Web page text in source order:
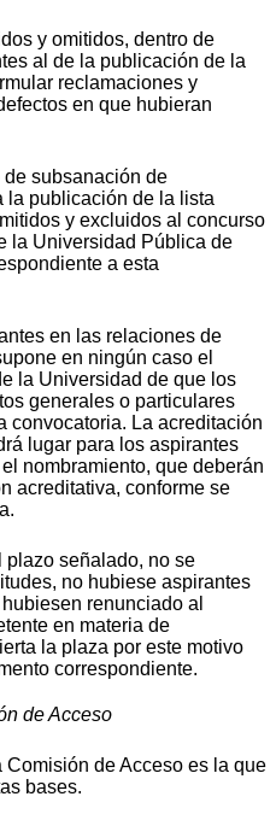
y omitidos, dentro de
al de la publicación de la
reclamaciones y
en que hubieran
subsanación de
la publicación de la lista
y excluidos al concurso
la Universidad Pública de
a esta
en las relaciones de
en ningún caso el
la Universidad de que los
generales o particulares
convocatoria. La acreditación
lugar para los aspirantes
nombramiento, que deberán
acreditativa, conforme se
señalado, no se
no hubiese aspirantes
renunciado al
en materia de
la plaza por este motivo
correspondiente.
de Acceso
de Acceso es la que
bases.